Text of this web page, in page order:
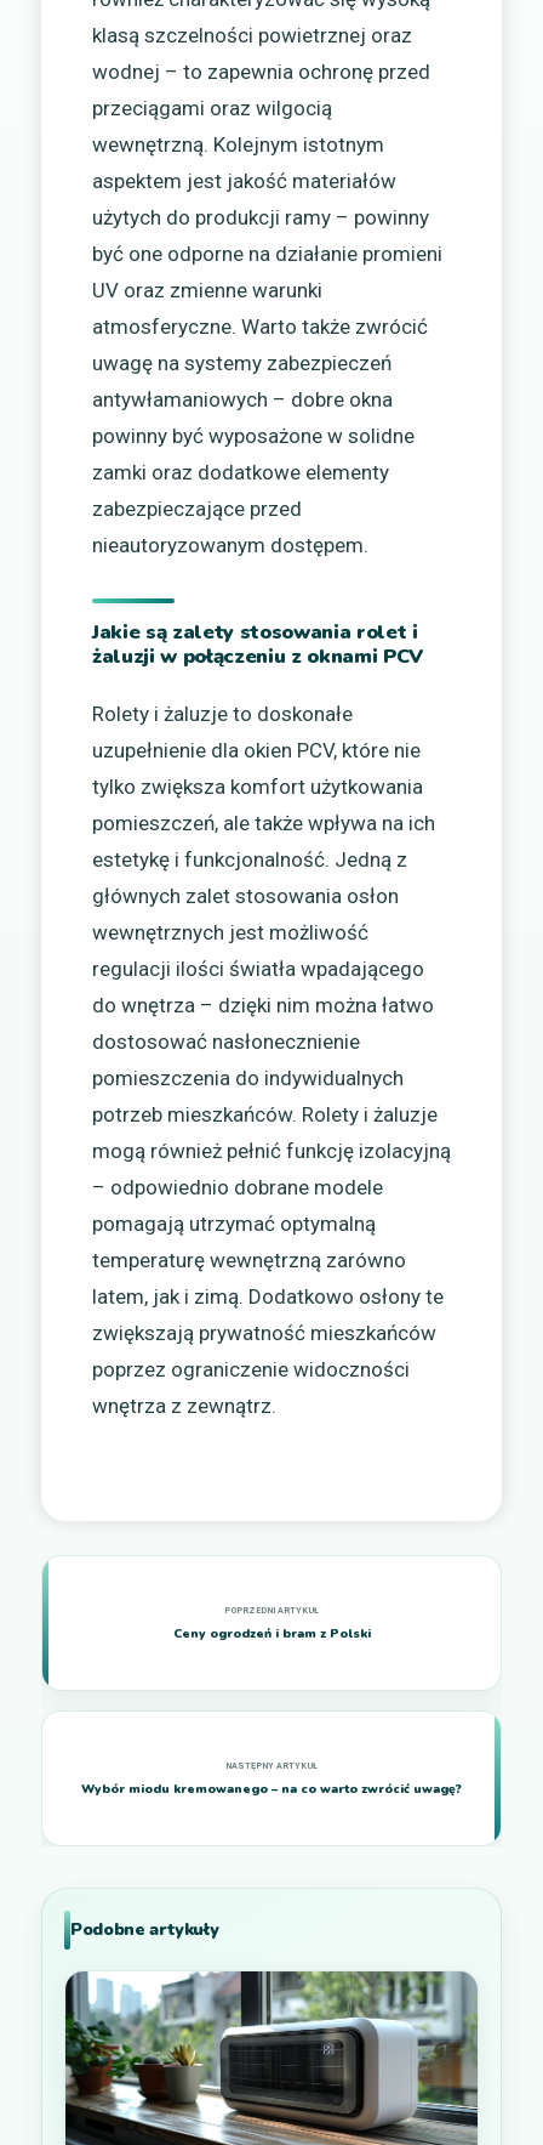
klasą szczelności powietrznej oraz
wodnej – to zapewnia ochronę przed
przeciągami oraz wilgocią
wewnętrzną. Kolejnym istotnym
aspektem jest jakość materiałów
użytych do produkcji ramy – powinny
być one odporne na działanie promieni
UV oraz zmienne warunki
atmosferyczne. Warto także zwrócić
uwagę na systemy zabezpieczeń
antywłamaniowych – dobre okna
powinny być wyposażone w solidne
zamki oraz dodatkowe elementy
zabezpieczające przed
nieautoryzowanym dostępem.
Jakie są zalety stosowania rolet i
żaluzji w połączeniu z oknami PCV
Rolety i żaluzje to doskonałe
uzupełnienie dla okien PCV, które nie
tylko zwiększa komfort użytkowania
pomieszczeń, ale także wpływa na ich
estetykę i funkcjonalność. Jedną z
głównych zalet stosowania osłon
wewnętrznych jest możliwość
regulacji ilości światła wpadającego
do wnętrza – dzięki nim można łatwo
dostosować nasłonecznienie
pomieszczenia do indywidualnych
potrzeb mieszkańców. Rolety i żaluzje
mogą również pełnić funkcję izolacyjną
– odpowiednio dobrane modele
pomagają utrzymać optymalną
temperaturę wewnętrzną zarówno
latem, jak i zimą. Dodatkowo osłony te
zwiększają prywatność mieszkańców
poprzez ograniczenie widoczności
wnętrza z zewnątrz.
Ceny ogrodzeń i bram z Polski
Wybór miodu kremowanego – na co warto zwrócić uwagę?
Podobne artykuły